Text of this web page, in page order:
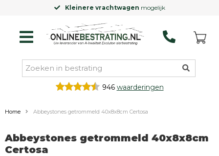
Kleinere vrachtwagen mogelijk
946 waarderingen
Home Abbeystones getrommeld 40x8x8cm Certosa
Abbeystones getrommeld 40x8x8cm
Certosa